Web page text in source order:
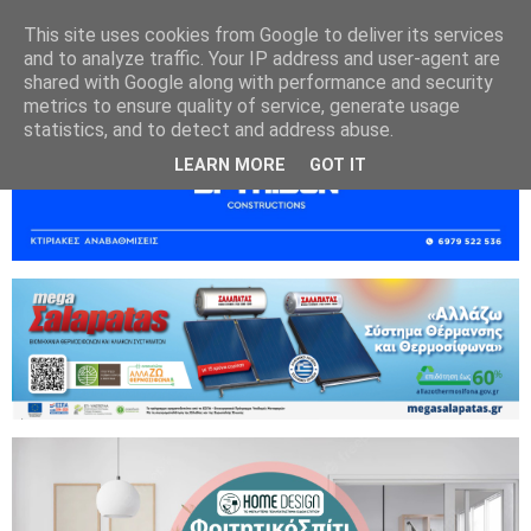
This site uses cookies from Google to deliver its services
and to analyze traffic. Your IP address and user-agent are
shared with Google along with performance and security
metrics to ensure quality of service, generate usage
statistics, and to detect and address abuse.
LEARN MORE GOT IT